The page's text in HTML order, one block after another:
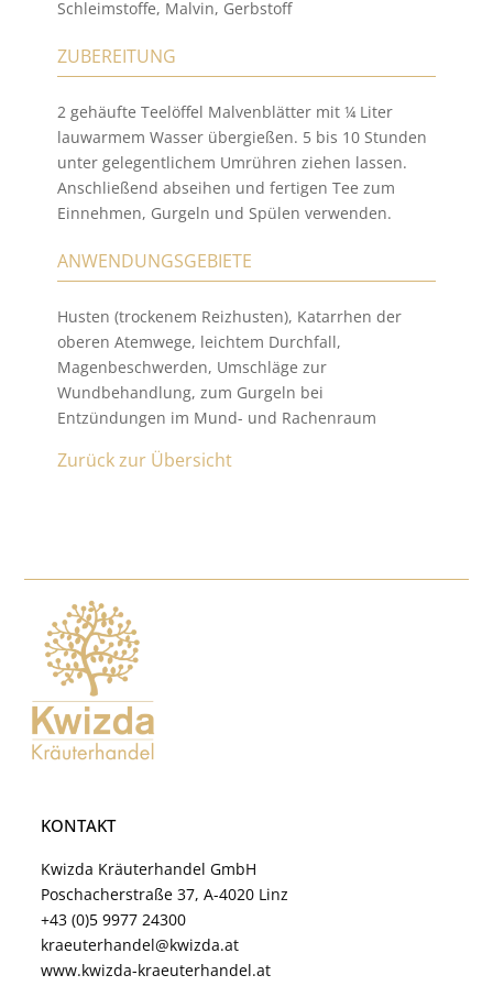
Schleimstoffe, Malvin, Gerbstoff
ZUBEREITUNG
2 gehäufte Teelöffel Malvenblätter mit ¼ Liter
lauwarmem Wasser übergießen. 5 bis 10 Stunden
unter gelegentlichem Umrühren ziehen lassen.
Anschließend abseihen und fertigen Tee zum
Einnehmen, Gurgeln und Spülen verwenden.
ANWENDUNGSGEBIETE
Husten (trockenem Reizhusten), Katarrhen der
oberen Atemwege, leichtem Durchfall,
Magenbeschwerden, Umschläge zur
Wundbehandlung, zum Gurgeln bei
Entzündungen im Mund- und Rachenraum
Zurück zur Übersicht
KONTAKT
Kwizda Kräuterhandel GmbH
Poschacherstraße 37, A-4020 Linz
+43 (0)5 9977 24300
kraeuterhandel@kwizda.at
www.kwizda-kraeuterhandel.at